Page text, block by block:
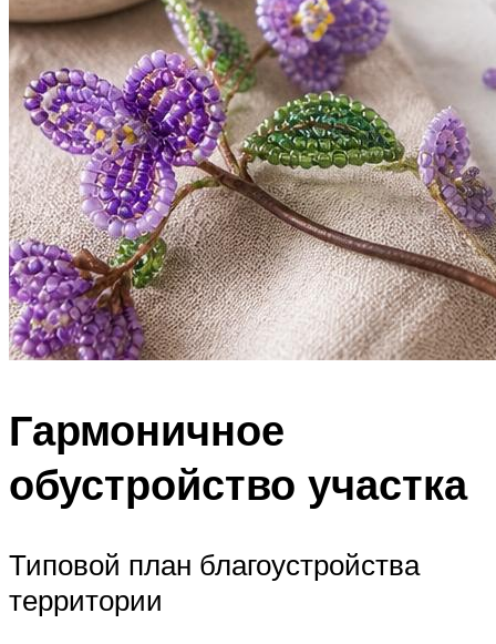
Гармоничное
обустройство участка
Типовой план благоустройства
территории